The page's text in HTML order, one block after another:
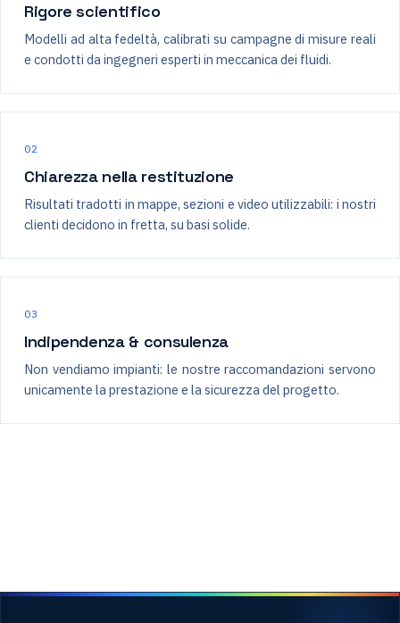
Rigore scientifico
Modelli ad alta fedeltà, calibrati su campagne di misure reali
e condotti da ingegneri esperti in meccanica dei fluidi.
02
Chiarezza nella restituzione
Risultati tradotti in mappe, sezioni e video utilizzabili: i nostri
clienti decidono in fretta, su basi solide.
03
Indipendenza & consulenza
Non vendiamo impianti: le nostre raccomandazioni servono
unicamente la prestazione e la sicurezza del progetto.